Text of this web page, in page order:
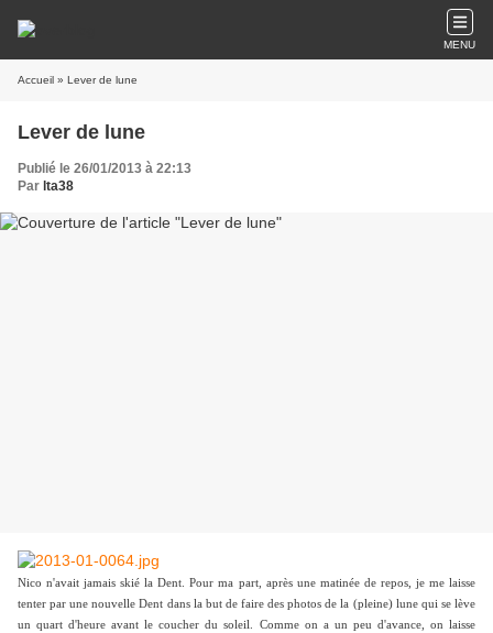
MENU
Accueil » Lever de lune
Lever de lune
Publié le 26/01/2013 à 22:13
Par lta38
Nico n'avait jamais skié la Dent. Pour ma part, après une matinée de repos, je me laisse
tenter par une nouvelle Dent dans la but de faire des photos de la (pleine) lune qui se lève
un quart d'heure avant le coucher du soleil. Comme on a un peu d'avance, on laisse